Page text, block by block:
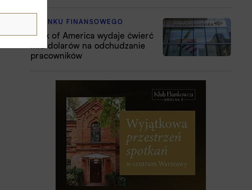
Z RYNKU FINANSOWEGO
Bank of America wydaje ćwierć
mld dolarów na odchudzanie
pracowników